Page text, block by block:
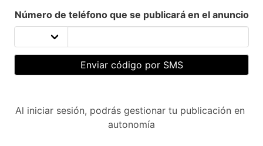
Número de teléfono que se publicará en el anuncio
Enviar código por SMS
Al iniciar sesión, podrás gestionar tu publicación en
autonomía